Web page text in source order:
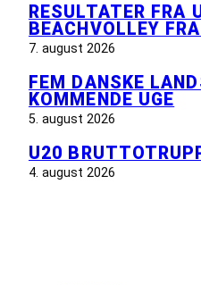
RESULTATER FRA
BEACHVOLLEY
7. august 2026
FEM DANSKE
KOMMENDE UGE
5. august 2026
U20
4. august 2026